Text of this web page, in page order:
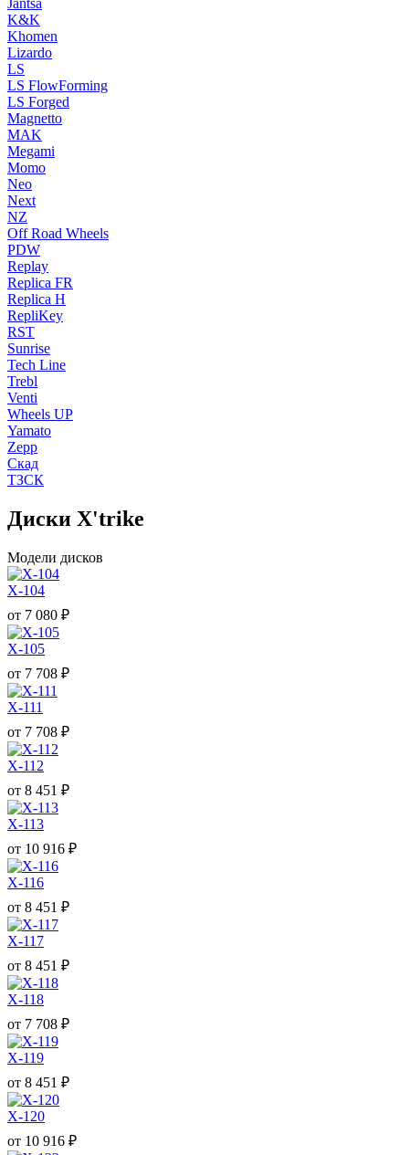
Jantsa
K&K
Khomen
Lizardo
LS
LS FlowForming
LS Forged
Magnetto
MAK
Megami
Momo
Neo
Next
NZ
Off Road Wheels
PDW
Replay
Replica FR
Replica H
RepliKey
RST
Sunrise
Tech Line
Trebl
Venti
Wheels UP
Yamato
Zepp
Скад
ТЗСК
Диски X'trike
Модели дисков
X-104
от 7 080 ₽
X-105
от 7 708 ₽
X-111
от 7 708 ₽
X-112
от 8 451 ₽
X-113
от 10 916 ₽
X-116
от 8 451 ₽
X-117
от 8 451 ₽
X-118
от 7 708 ₽
X-119
от 8 451 ₽
X-120
от 10 916 ₽